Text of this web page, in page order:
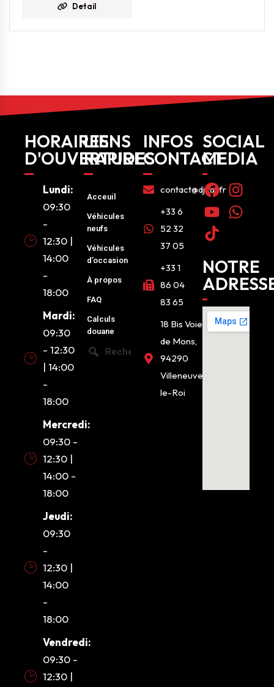
Detail
HORAIRES
D'OUVERTURE
Lundi:
09:30
-
12:30 |
14:00
-
18:00
Mardi:
09:30
- 12:30
| 14:00
-
18:00
Mercredi:
09:30 -
12:30 |
14:00 -
18:00
Jeudi:
09:30
-
12:30 |
14:00
-
18:00
Vendredi:
09:30 -
12:30 |
LIENS
RAPIDES
Acceuil
Véhicules
neufs
Véhicules
d’occasion
À propos
FAQ
Calculs
douane
Recherche
INFOS
CONTACT
contact@djcar.fr
+33 6
52 32
37 05
+33 1
86 04
83 65
18 Bis Voie
de Mons,
94290
Villeneuve-
le-Roi
SOCIAL
MEDIA
NOTRE